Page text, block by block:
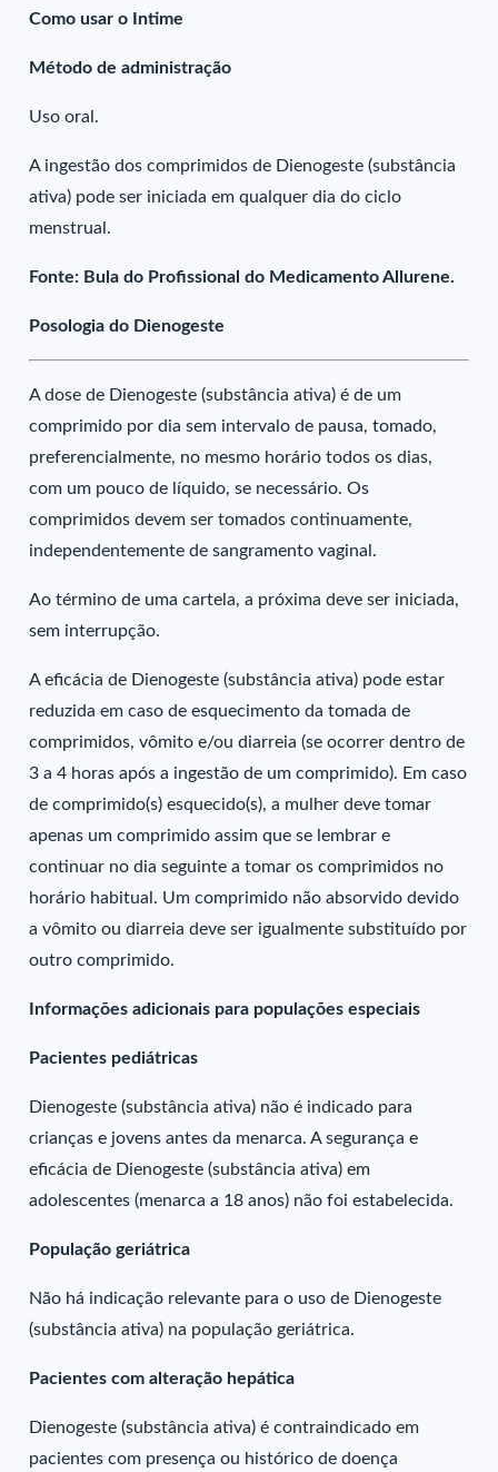
Como usar o Intime
Método de administração
Uso oral.
A ingestão dos comprimidos de Dienogeste (substância
ativa) pode ser iniciada em qualquer dia do ciclo
menstrual.
Fonte: Bula do Profissional do Medicamento Allurene.
Posologia do Dienogeste
A dose de Dienogeste (substância ativa) é de um
comprimido por dia sem intervalo de pausa, tomado,
preferencialmente, no mesmo horário todos os dias,
com um pouco de líquido, se necessário. Os
comprimidos devem ser tomados continuamente,
independentemente de sangramento vaginal.
Ao término de uma cartela, a próxima deve ser iniciada,
sem interrupção.
A eficácia de Dienogeste (substância ativa) pode estar
reduzida em caso de esquecimento da tomada de
comprimidos, vômito e/ou diarreia (se ocorrer dentro de
3 a 4 horas após a ingestão de um comprimido). Em caso
de comprimido(s) esquecido(s), a mulher deve tomar
apenas um comprimido assim que se lembrar e
continuar no dia seguinte a tomar os comprimidos no
horário habitual. Um comprimido não absorvido devido
a vômito ou diarreia deve ser igualmente substituído por
outro comprimido.
Informações adicionais para populações especiais
Pacientes pediátricas
Dienogeste (substância ativa) não é indicado para
crianças e jovens antes da menarca. A segurança e
eficácia de Dienogeste (substância ativa) em
adolescentes (menarca a 18 anos) não foi estabelecida.
População geriátrica
Não há indicação relevante para o uso de Dienogeste
(substância ativa) na população geriátrica.
Pacientes com alteração hepática
Dienogeste (substância ativa) é contraindicado em
pacientes com presença ou histórico de doença